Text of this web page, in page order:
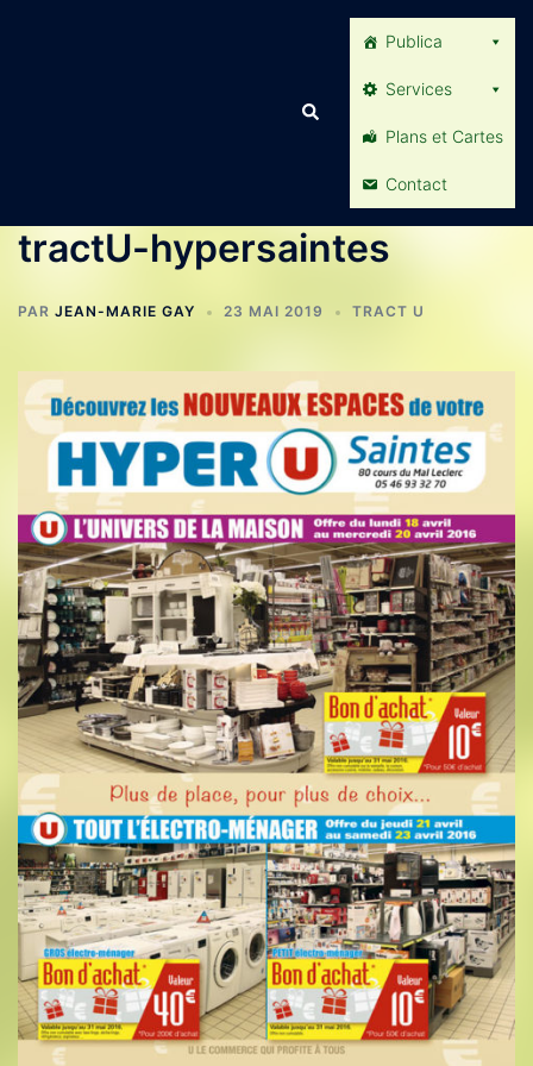
Rechercher
Publica
Services
Plans et Cartes
Contact
tractU-hypersaintes
PAR JEAN-MARIE GAY 23 MAI 2019 TRACT U